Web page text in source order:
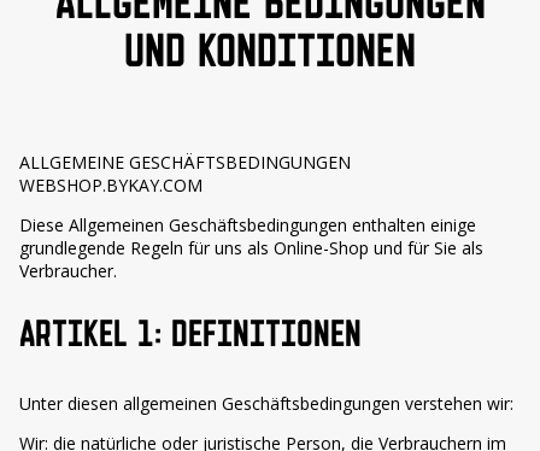
UND KONDITIONEN
ALLGEMEINE GESCHÄFTSBEDINGUNGEN
WEBSHOP.BYKAY.COM
Diese Allgemeinen Geschäftsbedingungen enthalten einige
grundlegende Regeln für uns als Online-Shop und für Sie als
Verbraucher.
ARTIKEL 1: DEFINITIONEN
Unter diesen allgemeinen Geschäftsbedingungen verstehen wir:
Wir: die natürliche oder juristische Person, die Verbrauchern im